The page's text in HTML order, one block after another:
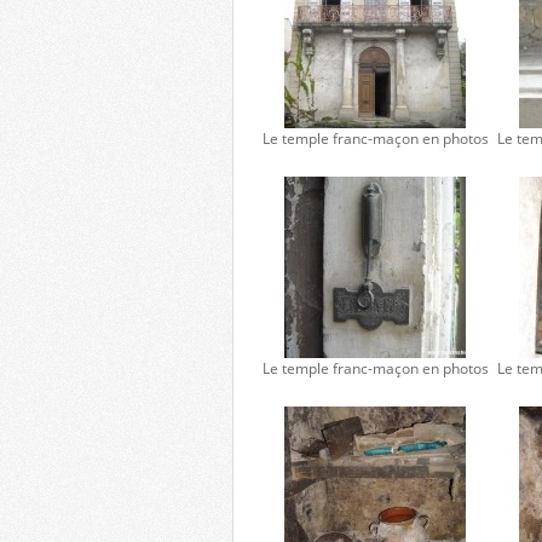
Le temple franc-maçon en photos Le
Le temple franc-maçon en photos Le